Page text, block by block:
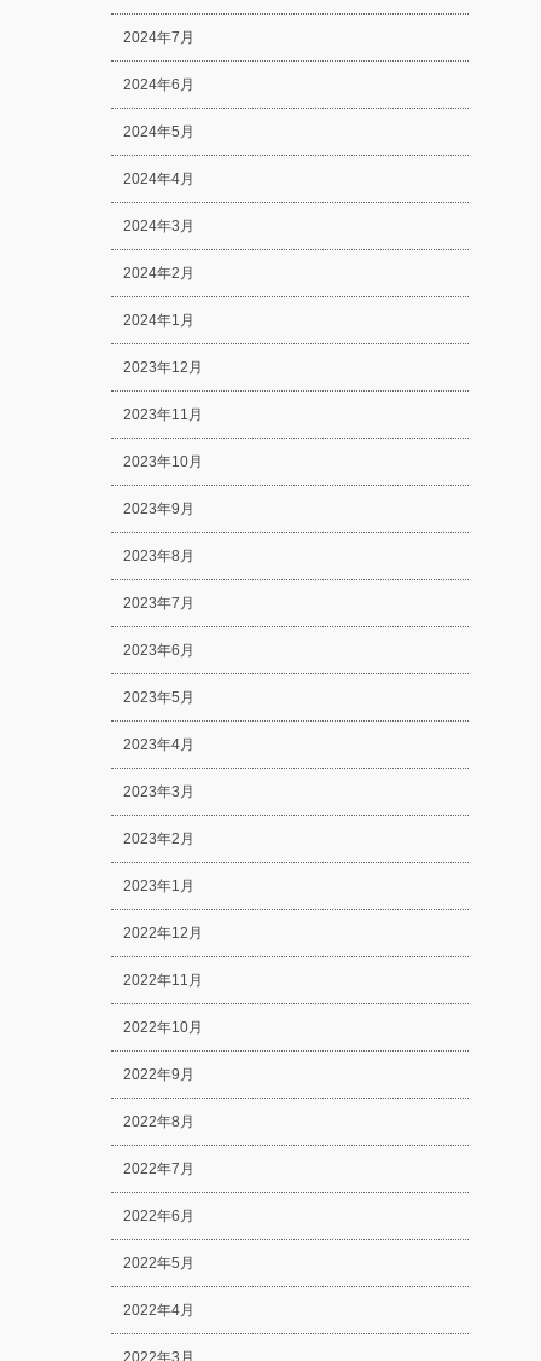
2024年7月
2024年6月
2024年5月
2024年4月
2024年3月
2024年2月
2024年1月
2023年12月
2023年11月
2023年10月
2023年9月
2023年8月
2023年7月
2023年6月
2023年5月
2023年4月
2023年3月
2023年2月
2023年1月
2022年12月
2022年11月
2022年10月
2022年9月
2022年8月
2022年7月
2022年6月
2022年5月
2022年4月
2022年3月